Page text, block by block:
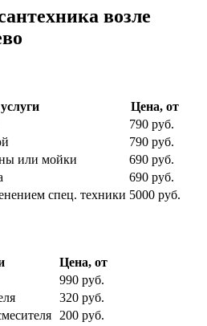
возле
Цена, от
790 руб.
790 руб.
или мойки
690 руб.
690 руб.
спец. техники 5000 руб.
Цена, от
990 руб.
320 руб.
200 руб.